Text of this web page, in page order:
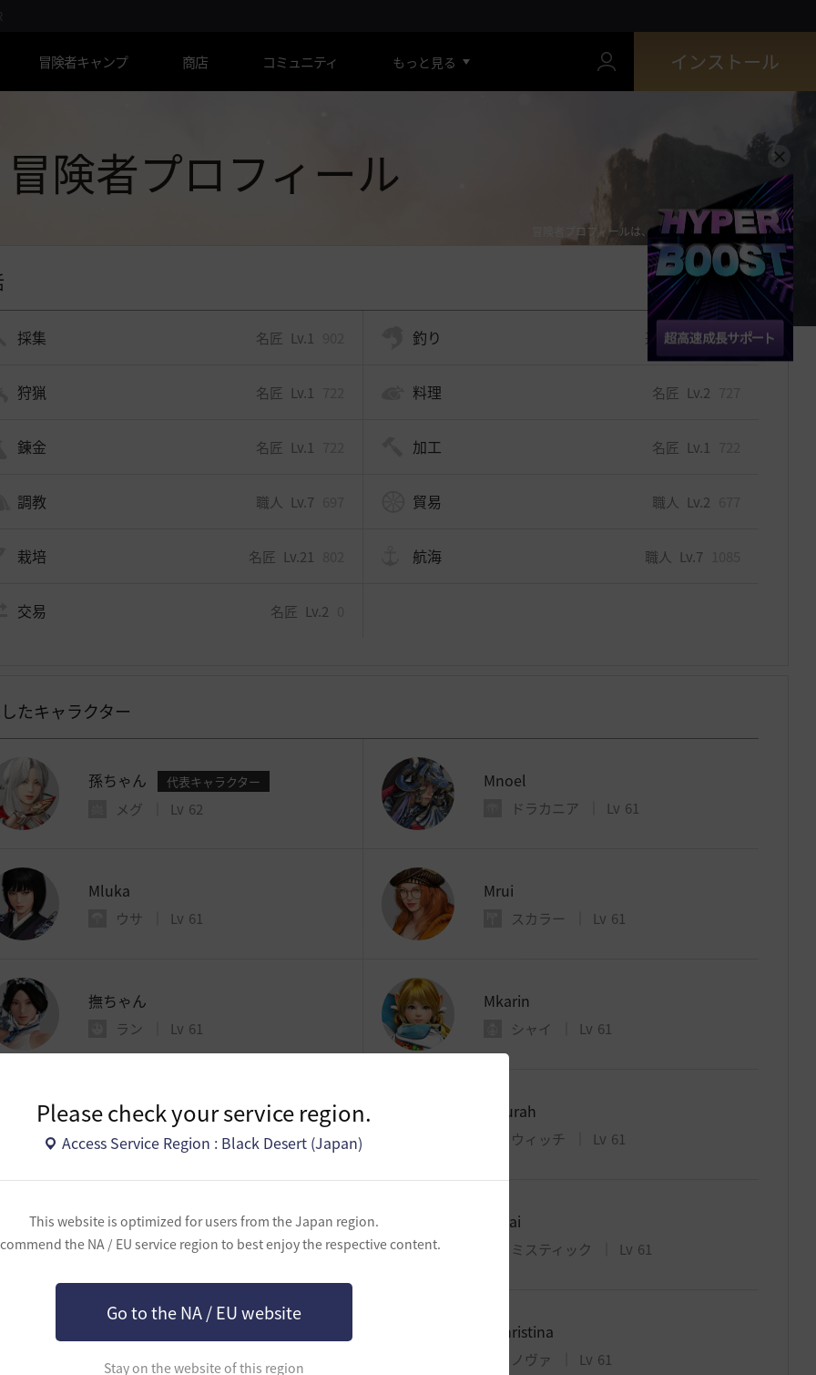
Please check your service region.
Access Service Region : Black Desert (Japan)
This website is optimized for users from the Japan region.
the NA / EU service region to best enjoy the respective content.
Go to the NA / EU website
Stay on the website of this region
冒険者キャンプ 商店 コミュニティ もっと見る インストール
冒険者プロフィール
冒険者プロフィールは、1時間ごとに更新されます。
採集 名匠 Lv.1 釣り 道人 Lv.9 1312
狩猟 名匠 Lv.1 料理 名匠 Lv.2
錬金 名匠 Lv.1 加工 名匠 Lv.1
調教 職人 Lv.7 貿易 職人 Lv.2
栽培 名匠 Lv.21 航海 職人 Lv.7
交易 名匠 Lv.2
たキャラクター
孫ちゃん 代表キャラクター
メグ Lv 62
Mnoel
ドラカニア Lv 61
Mluka
ウサ Lv 61
Mrui
スカラー Lv 61
撫ちゃん
ラン Lv 61
Mkarin
シャイ Lv 61
Mluy
ダークナイト Lv 61
Mpurah
ウィッチ Lv 61
Mhiro
レンジャー Lv 61
Mmai
ミスティック Lv 61
デッドアイ Lv 61
Mchristina
ノヴァ Lv 61